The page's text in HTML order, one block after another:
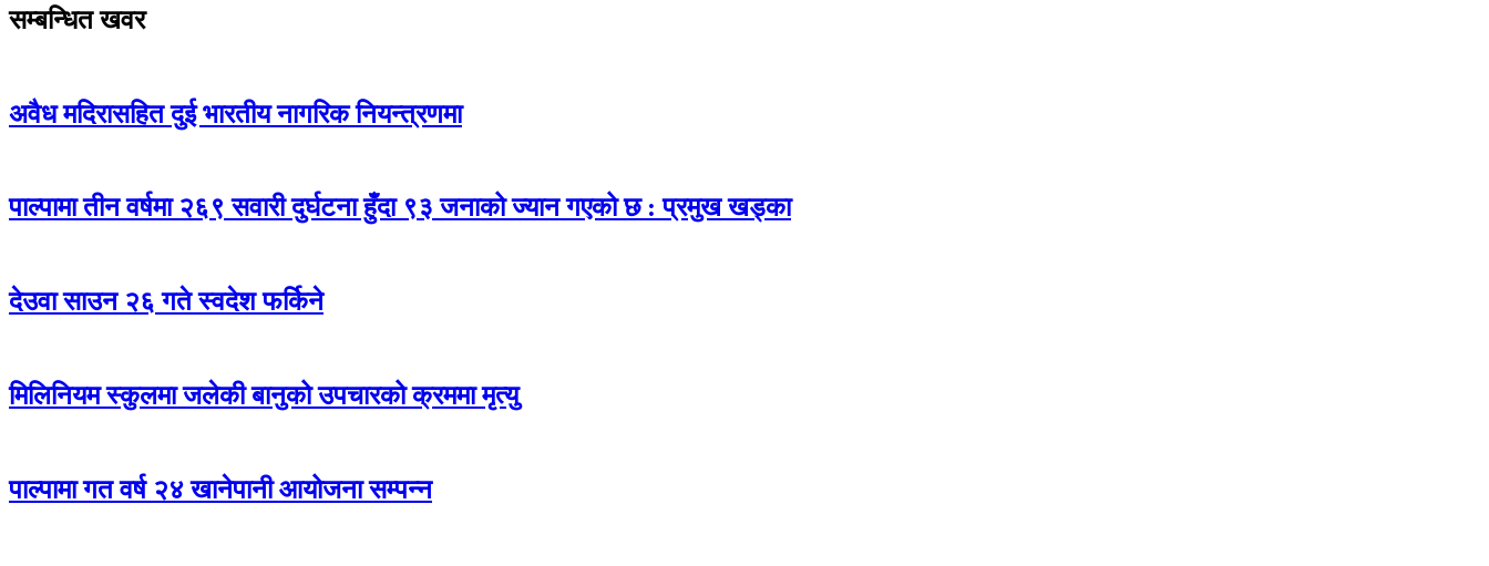
सम्बन्धित खवर
अवैध मदिरासहित दुई भारतीय नागरिक नियन्त्रणमा
पाल्पामा तीन वर्षमा २६९ सवारी दुर्घटना हुँदा ९३ जनाको ज्यान गएको छ : प्रमुख खड्का
देउवा साउन २६ गते स्वदेश फर्किने
मिलिनियम स्कुलमा जलेकी बानुको उपचारको क्रममा मृत्यु
पाल्पामा गत वर्ष २४ खानेपानी आयोजना सम्पन्न